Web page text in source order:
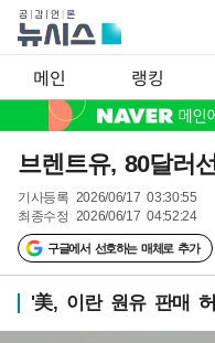
메인 랭킹
브렌트유, 80달러
기사등록 2026/06/17 03:30:55
최종수정 2026/06/17 04:52:24
구글에서 선호하는 매체로 추가
'美, 이란 원유 판매